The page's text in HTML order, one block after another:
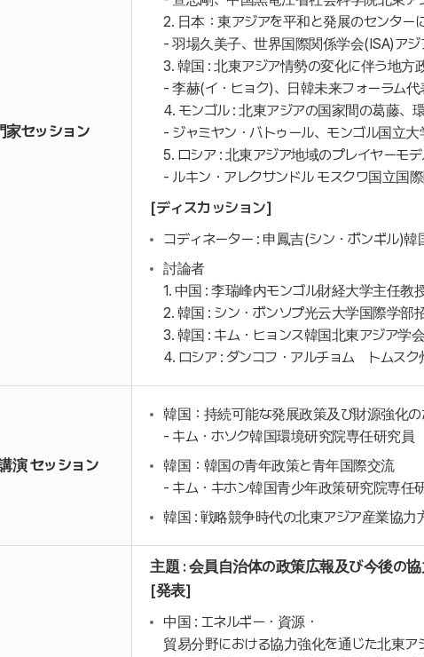
家セッション
2. 日本：東アジアを平和と発展のセンタ
- 羽場久美子、世界国際関係学会(ISA)ア
3. 韓国 : 北東アジア情勢の変化に伴う地方
- 李赫(イ・ヒョク)、日韓未来フォーラム代
4. モンゴル : 北東アジアの国家間の葛藤、
- ジャミヤン・バトゥール、モンゴル国立
5. ロシア : 北東アジア地域のプレイヤーモ
- ルキン・アレクサンドル モスクワ国立国
[ディスカッション]
コディネーター : 申鳳吉(シン・ボンギル)
討論者
1. 中国 : 李瑞峰内モンゴル財経大学主任教
2. 韓国 : シン・ボンソプ光云大学国際学部
3. 韓国 : キム・ヒョンス韓国北東アジア学
4. ロシア : ダンコフ・アルチョム トムス
演 セッション
韓国：持続可能な発展政策及び財源強化
- キム・ホソク韓国環境研究院専任研究員
韓国：韓国の青年政策と青年国際交流
- キム・キホン韓国青少年政策研究院専任
韓国 : 戦略競争時代の北東アジア産業協
主題 : 会員自治体の政策広報及び今後の協
[発表]
中国 : エネルギー・資源・
貿易分野における協力強化を通じた北東